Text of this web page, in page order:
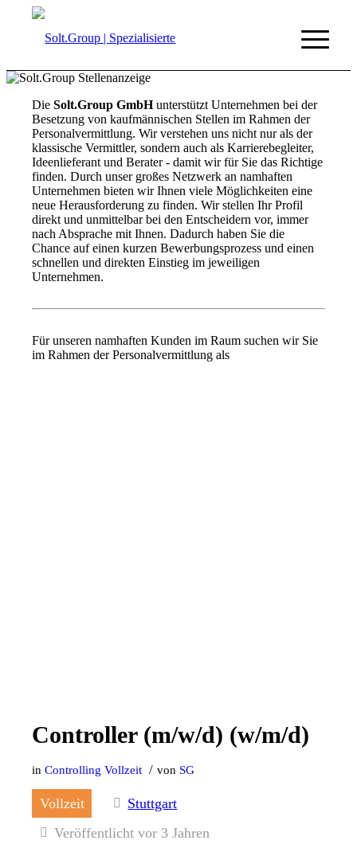
DieSolt.Group GmbHunterstützt Unternehmen bei der
Besetzung von kaufmännischen Stellen im Rahmen der
Personalvermittlung. Wir verstehen uns nicht nur als der
klassische Vermittler, sondern auch als Karrierebegleiter,
Ideenlieferant und Berater - damit wir für Sie das Richtige
finden. Durch unser großes Netzwerk an namhaften
Unternehmen bieten wir Ihnen viele Möglichkeiten eine
neue Herausforderung zu finden. Wir stellen Ihr Profil
direkt und unmittelbar bei den Entscheidern vor, immer
nach Absprache mit Ihnen. Dadurch haben Sie die
Chance auf einen kurzen Bewerbungsprozess und einen
schnellen und direkten Einstieg im jeweiligen
Unternehmen.
Für unseren namhaften Kunden im Raum suchen wir Sie
im Rahmen der Personalvermittlung als
Controller (m/w/d) (w/m/d)
inControlling Vollzeit / von SG
Vollzeit
Stuttgart
Veröffentlicht vor 3 Jahren